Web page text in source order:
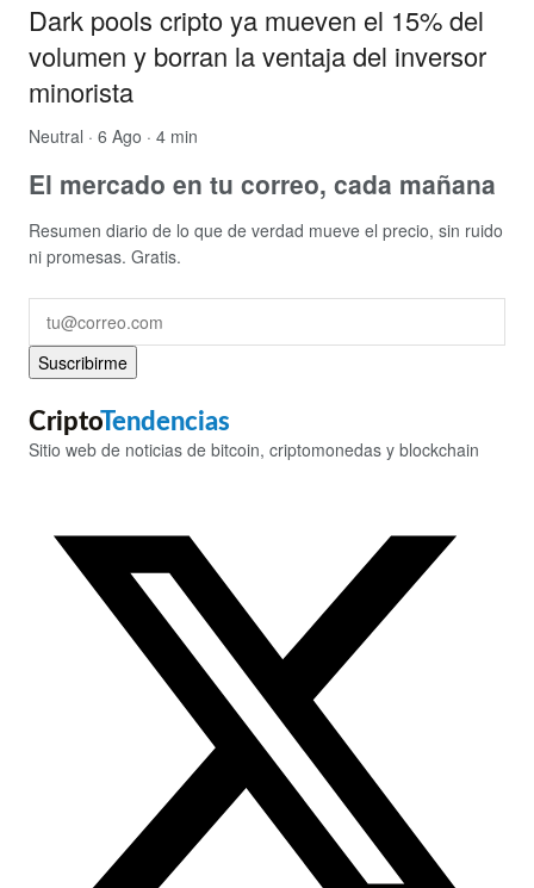
Dark pools cripto ya mueven el 15% del
volumen y borran la ventaja del inversor
minorista
Neutral · 6 Ago · 4 min
El mercado en tu correo, cada mañana
Resumen diario de lo que de verdad mueve el precio, sin ruido
ni promesas. Gratis.
Suscribirme
CriptoTendencias
Sitio web de noticias de bitcoin, criptomonedas y blockchain